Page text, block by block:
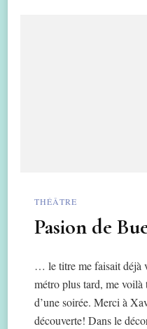
THÉÂTRE
Pasion de
… le titre me faisait déjà
métro plus tard, me voilà
d’une soirée. Merci à
découverte! Dans le